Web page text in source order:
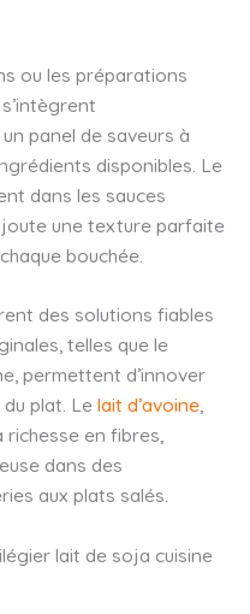
ou les préparations
panel de saveurs à
disponibles. Le
dans les sauces
une texture parfaite
bouchée.
des solutions fiables
telles que le
permettent d’innover
plat. Le lait d’avoine,
richesse en fibres,
dans des
aux plats salés.
lait de soja cuisine